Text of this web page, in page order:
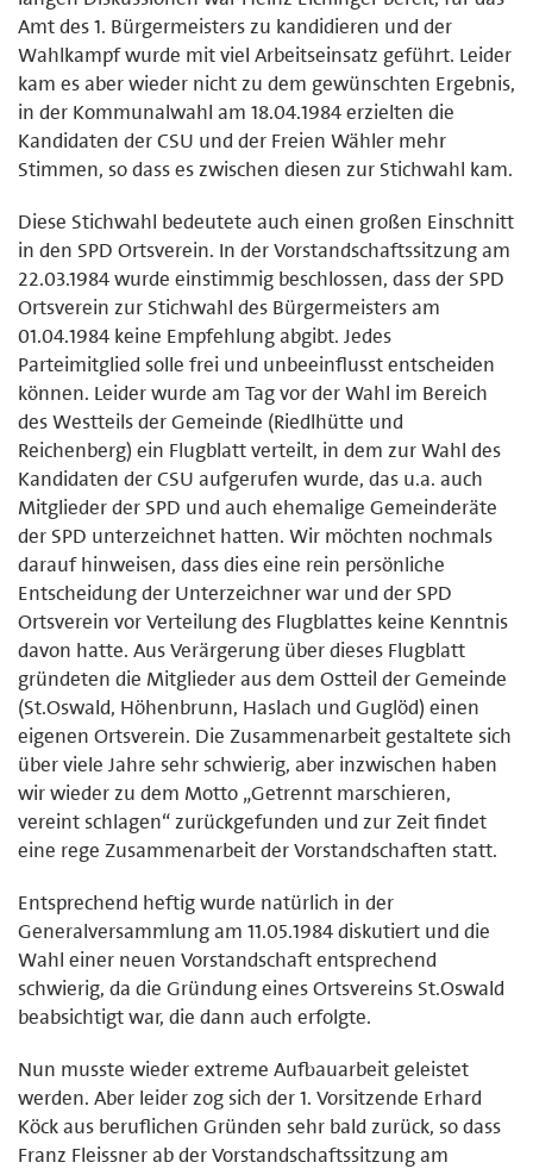
Amt des 1. Bürgermeisters zu kandidieren und der
Wahlkampf wurde mit viel Arbeitseinsatz geführt. Leider
kam es aber wieder nicht zu dem gewünschten Ergebnis,
in der Kommunalwahl am 18.04.1984 erzielten die
Kandidaten der CSU und der Freien Wähler mehr
Stimmen, so dass es zwischen diesen zur Stichwahl kam.
Diese Stichwahl bedeutete auch einen großen Einschnitt
in den SPD Ortsverein. In der Vorstandschaftssitzung am
22.03.1984 wurde einstimmig beschlossen, dass der SPD
Ortsverein zur Stichwahl des Bürgermeisters am
01.04.1984 keine Empfehlung abgibt. Jedes
Parteimitglied solle frei und unbeeinflusst entscheiden
können. Leider wurde am Tag vor der Wahl im Bereich
des Westteils der Gemeinde (Riedlhütte und
Reichenberg) ein Flugblatt verteilt, in dem zur Wahl des
Kandidaten der CSU aufgerufen wurde, das u.a. auch
Mitglieder der SPD und auch ehemalige Gemeinderäte
der SPD unterzeichnet hatten. Wir möchten nochmals
darauf hinweisen, dass dies eine rein persönliche
Entscheidung der Unterzeichner war und der SPD
Ortsverein vor Verteilung des Flugblattes keine Kenntnis
davon hatte. Aus Verärgerung über dieses Flugblatt
gründeten die Mitglieder aus dem Ostteil der Gemeinde
(St.Oswald, Höhenbrunn, Haslach und Guglöd) einen
eigenen Ortsverein. Die Zusammenarbeit gestaltete sich
über viele Jahre sehr schwierig, aber inzwischen haben
wir wieder zu dem Motto „Getrennt marschieren,
vereint schlagen“ zurückgefunden und zur Zeit findet
eine rege Zusammenarbeit der Vorstandschaften statt.
Entsprechend heftig wurde natürlich in der
Generalversammlung am 11.05.1984 diskutiert und die
Wahl einer neuen Vorstandschaft entsprechend
schwierig, da die Gründung eines Ortsvereins St.Oswald
beabsichtigt war, die dann auch erfolgte.
Nun musste wieder extreme Aufbauarbeit geleistet
werden. Aber leider zog sich der 1. Vorsitzende Erhard
Köck aus beruflichen Gründen sehr bald zurück, so dass
Franz Fleissner ab der Vorstandschaftssitzung am